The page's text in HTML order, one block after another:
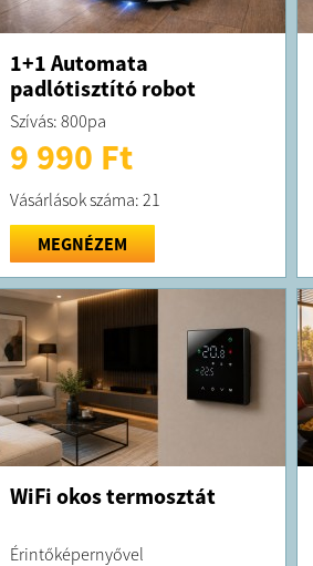
1+1 Automata
padlótisztító robot
Szívás: 800pa
9 990 Ft
Vásárlások száma: 21
MEGNÉZEM
WiFi okos termosztát
Érintőképernyővel